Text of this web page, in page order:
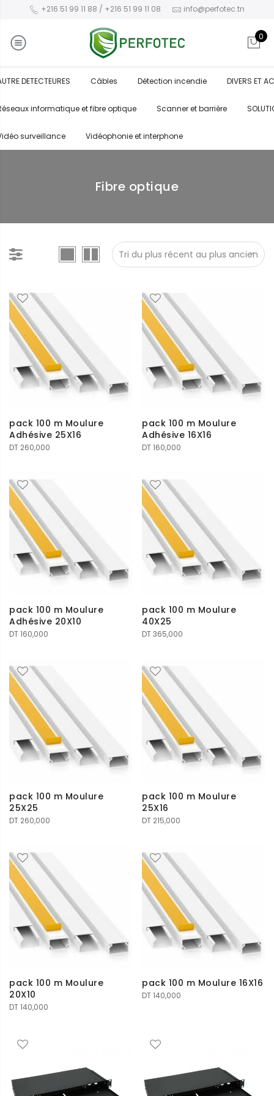
+216 51 99 11 88 / +216 51 99 11 08 info@perfotec.tn
0
DETECTEURES Câbles Détection incendie DIVERS ET
informatique et fibre optique Scanner et barrière
surveillance Vidéophonie et interphone
Fibre optique
pack 100 m Moulure
Adhésive 25X16
DT 260,000
pack 100 m Moulure
Adhésive 16X16
DT160,000
pack 100 m Moulure
Adhésive 20X10
DT160,000
pack 100 m Moulure
40X25
DT365,000
pack 100 m Moulure
25X25
DT 260,000
pack 100 m Moulure
25X16
DT 215,000
pack 100 m Moulure
20X10
DT140,000
pack 100 m Moulure 16X16
DT140,000